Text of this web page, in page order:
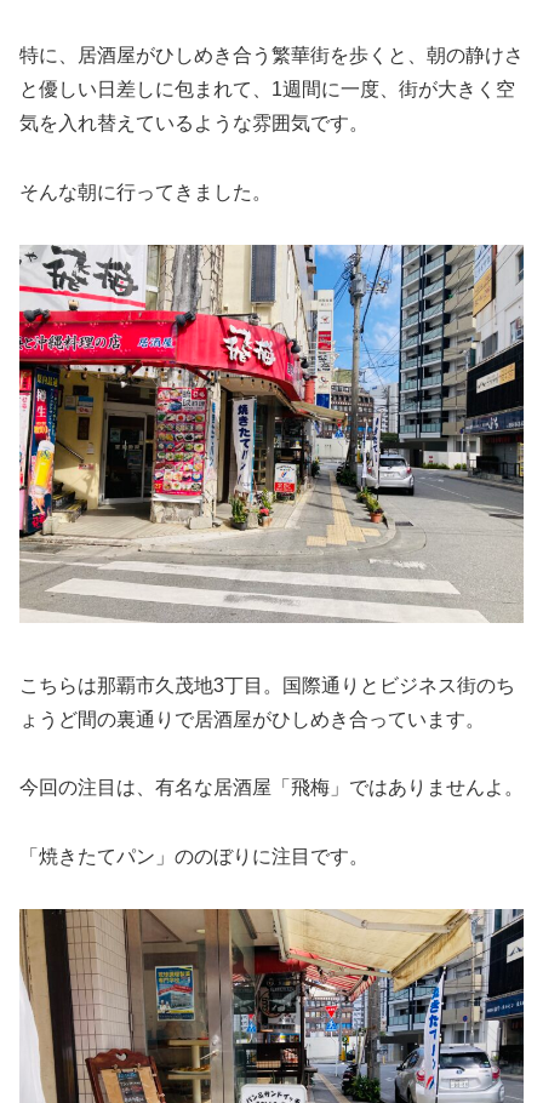
特に、居酒屋がひしめき合う繁華街を歩くと、朝の静けさ
と優しい日差しに包まれて、1週間に一度、街が大きく空
気を入れ替えているような雰囲気です。
そんな朝に行ってきました。
こちらは那覇市久茂地3丁目。国際通りとビジネス街のち
ょうど間の裏通りで居酒屋がひしめき合っています。
今回の注目は、有名な居酒屋「飛梅」ではありませんよ。
「焼きたてパン」ののぼりに注目です。